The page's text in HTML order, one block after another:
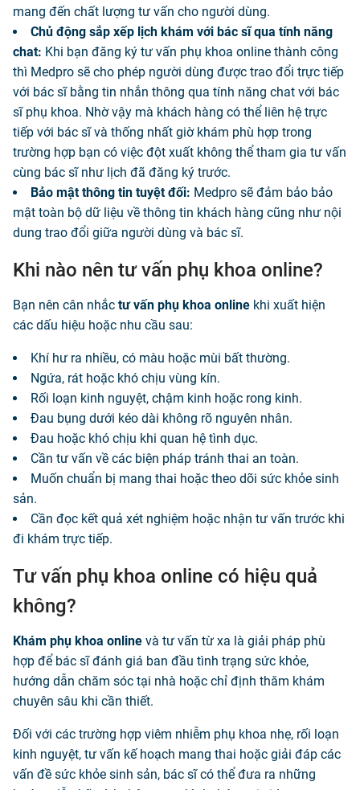
mang đến chất lượng tư vấn cho người dùng.
Chủ động sắp xếp lịch khám với bác sĩ qua tính năng
chat: Khi bạn đăng ký tư vấn phụ khoa online thành công
thì Medpro sẽ cho phép người dùng được trao đổi trực tiếp
với bác sĩ bằng tin nhắn thông qua tính năng chat với bác
sĩ phụ khoa. Nhờ vậy mà khách hàng có thể liên hệ trực
tiếp với bác sĩ và thống nhất giờ khám phù hợp trong
trường hợp bạn có việc đột xuất không thể tham gia tư vấn
cùng bác sĩ như lịch đã đăng ký trước.
Bảo mật thông tin tuyệt đối: Medpro sẽ đảm bảo bảo
mật toàn bộ dữ liệu về thông tin khách hàng cũng như nội
dung trao đổi giữa người dùng và bác sĩ.
Khi nào nên tư vấn phụ khoa online?
Bạn nên cân nhắc tư vấn phụ khoa online khi xuất hiện
các dấu hiệu hoặc nhu cầu sau:
Khí hư ra nhiều, có màu hoặc mùi bất thường.
Ngứa, rát hoặc khó chịu vùng kín.
Rối loạn kinh nguyệt, chậm kinh hoặc rong kinh.
Đau bụng dưới kéo dài không rõ nguyên nhân.
Đau hoặc khó chịu khi quan hệ tình dục.
Cần tư vấn về các biện pháp tránh thai an toàn.
Muốn chuẩn bị mang thai hoặc theo dõi sức khỏe sinh
sản.
Cần đọc kết quả xét nghiệm hoặc nhận tư vấn trước khi
đi khám trực tiếp.
Tư vấn phụ khoa online có hiệu quả
không?
Khám phụ khoa online và tư vấn từ xa là giải pháp phù
hợp để bác sĩ đánh giá ban đầu tình trạng sức khỏe,
hướng dẫn chăm sóc tại nhà hoặc chỉ định thăm khám
chuyên sâu khi cần thiết.
Đối với các trường hợp viêm nhiễm phụ khoa nhẹ, rối loạn
kinh nguyệt, tư vấn kế hoạch mang thai hoặc giải đáp các
vấn đề sức khỏe sinh sản, bác sĩ có thể đưa ra những